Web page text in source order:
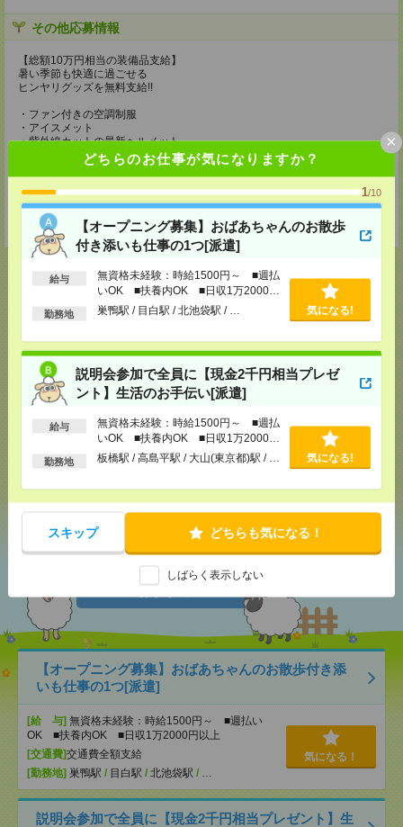
どちらのお仕事が気になりますか？
1/10
【オープニング募集】おばあちゃんのお散歩
付き添いも仕事の1つ[派遣]
給与
無資格未経験：時給1500円～ ■週払
いOK ■扶養内OK ■日収1万2000円
以上
勤務地 巣鴨駅 / 目白駅 / 北池袋駅 / … 気になる!
説明会参加で全員に【現金2千円相当プレゼ
ント】生活のお手伝い[派遣]
給与
無資格未経験：時給1500円～ ■週払
いOK ■扶養内OK ■日収1万2000円
以上
勤務地 板橋駅 / 高島平駅 / 大山(東京都)駅 / … 気になる!
スキップ どちらも気になる！
しばらく表示しない
×
その他応募情報
【総額10万円相当の装備品支給】
暑い季節も快適に過ごせる
ヒンヤリグッズを無料支給!!
・ファン付きの空調制服
・アイスメット
・紫外線カットの最新ヘルメット
・冷却ジェルシート
・塩分タブレット
・軽量安全靴
・靴下3足
・ドリンク手当（200円/1勤務につき）
応募ページへ
気になる！
メールで送る LINE
シェア ツイート ブックマーク
あなたの閲覧履歴からの
【オープニング募集】おばあちゃんのお散歩付き添
いも仕事の1つ[派遣]
[給 与] 無資格未経験：時給1500円～ ■週払い
OK ■扶養内OK ■日収1万2000円以上
[交通費]交通費全額支給
[勤務地] 巣鴨駅 / 目白駅 / 北池袋駅 / …
気になる！
説明会参加で全員に【現金2千円相当プレゼント】生